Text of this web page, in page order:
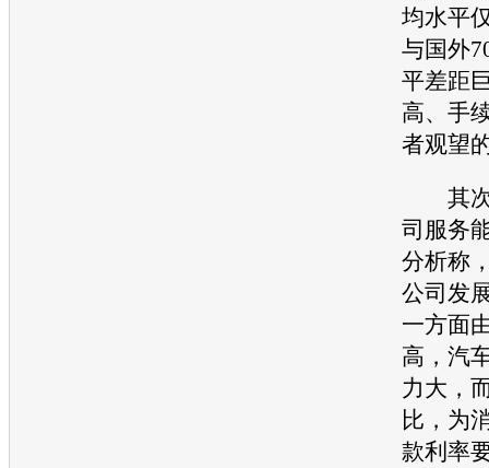
均水平
与国外
平差距
高、手
者观望
其次
司服务
分析称
公司发
一方面
高， 汽
力大，
比，为
款利率